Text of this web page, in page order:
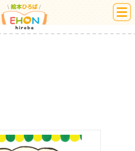
絵本ひろば